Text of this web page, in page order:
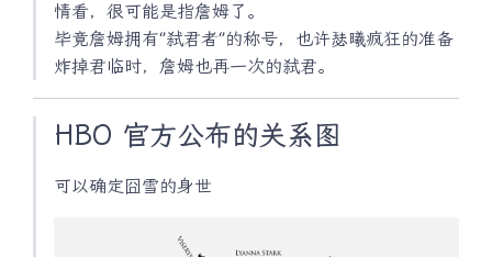
情看，很可能是指詹姆了。
毕竟詹姆拥有‘’弑君者‘’的称号，也许瑟曦疯狂的准备
炸掉君临时，詹姆也再一次的弑君。
HBO 官方公布的关系图
可以确定囧雪的身世